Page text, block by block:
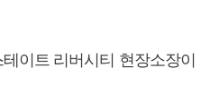
이트 리버시티 현장소장이